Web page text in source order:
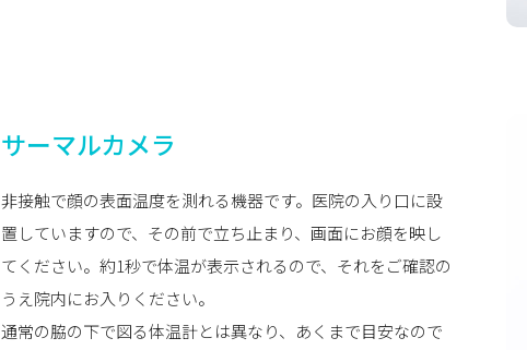
サーマルカメラ
非接触で顔の表面温度を測れる機器です。医院の入り口に設
置していますので、その前で立ち止まり、画面にお顔を映し
てください。約1秒で体温が表示されるので、それをご確認の
うえ院内にお入りください。
通常の脇の下で図る体温計とは異なり、あくまで目安なので